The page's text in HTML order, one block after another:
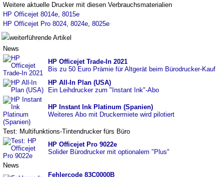
Weitere aktuelle Drucker mit diesen Verbrauchsmaterialien
HP Officejet 8014e, 8015e
HP Officejet Pro 8024, 8024e, 8025e
weiterführende Artikel
News
HP Officejet Trade-In 2021
Bis zu 50 Euro Prämie für Altgerät beim Bürodrucker-Kauf
HP All-In Plan (USA)
Ein Leihdrucker zum "Instant Ink"-Abo
HP Instant Ink Platinum (Spanien)
Weiteres Abo mit Druckermiete wird pilotiert
Test: Multifunktions-Tintendrucker fürs Büro
HP Officejet Pro 9022e
Solider Bürodrucker mit optionalem "Plus"
News
Fehlercode 83C0000B